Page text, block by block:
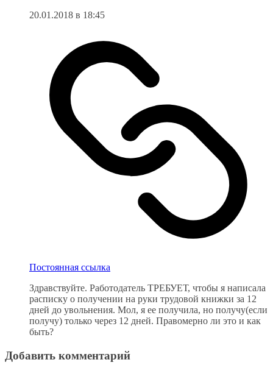
20.01.2018 в 18:45
Постоянная ссылка
Здравствуйте. Работодатель ТРЕБУЕТ, чтобы я написала
расписку о получении на руки трудовой книжки за 12
дней до увольнения. Мол, я ее получила, но получу(если
получу) только через 12 дней. Правомерно ли это и как
быть?
Добавить комментарий